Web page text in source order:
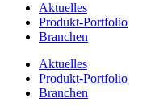
Aktuelles
Produkt-Portfolio
Branchen
Aktuelles
Produkt-Portfolio
Branchen